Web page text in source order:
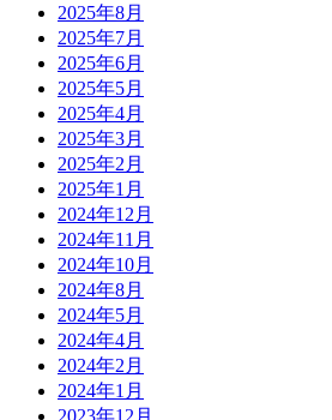
2025年8月
2025年7月
2025年6月
2025年5月
2025年4月
2025年3月
2025年2月
2025年1月
2024年12月
2024年11月
2024年10月
2024年8月
2024年5月
2024年4月
2024年2月
2024年1月
2023年12月